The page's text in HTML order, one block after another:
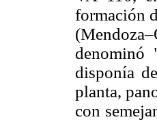
formación
denominó
disponía
planta,
con